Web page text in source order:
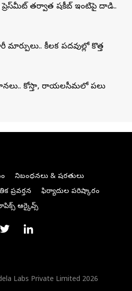
ప్రెస్‌మీట్‌ తర్వాత షకీబ్‌ ఇంటిపై దాడి..
కీలక పదవుల్లో కొత్త
కోస్తా, రాయలసీమలో పలు
నిబంధనలు & షరతులు
ప్రవర్తన
ఫిర్యాదుల పరిష్కారం
ఆర్కైవ్స్
Labs Private Limited 2026